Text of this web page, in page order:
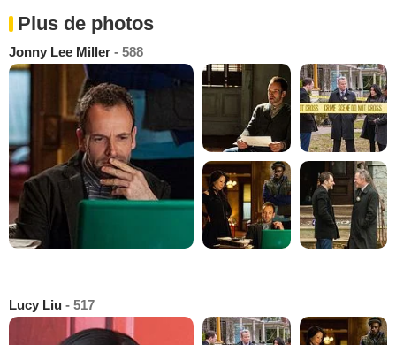
Plus de photos
Jonny Lee Miller - 588
Lucy Liu - 517